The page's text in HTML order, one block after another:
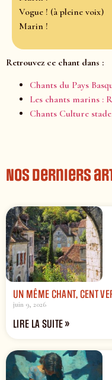
Vogue ! (à pleine voix)
Marin !
Retrouvez ce chant dans :
Chants du Pays
Les chants marins :
Chants Culture
Nos derniers
UN MÊME CHANT, CENT
juin 9, 2026
LIRE LA SUITE »